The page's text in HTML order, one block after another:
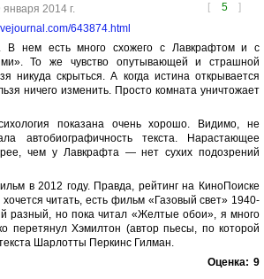
[ 5 ]
января 2014 г.
643874.html
В нем есть много схожего с Лавкрафтом и с
То же чувство опутывающей и страшной
никуда скрыться. А когда истина открывается
ничего изменить. Просто комната уничтожает
показана очень хорошо. Видимо, не
автобиографичность текста. Нарастающее
чем у Лавкрафта — нет сухих подозрений
в 2012 году. Правда, рейтинг на КиноПоиске
читать, есть фильм «Газовый свет» 1940-
разный, но пока читал «Желтые обои», я много
перетянул Хэмилтон (автор пьесы, по которой
Шарлотты Перкинс Гилман.
Оценка: 9